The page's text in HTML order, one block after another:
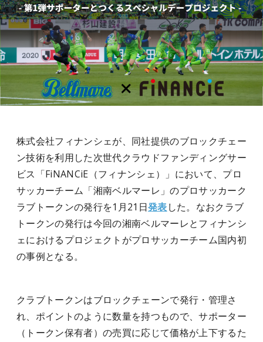
株式会社フィナンシェが、同社提供のブロックチェー
ン技術を利用した次世代クラウドファンディングサー
ビス「FiNANCiE（フィナンシェ）」において、プロ
サッカーチーム「湘南ベルマーレ」のプロサッカーク
ラブトークンの発行を1月21日発表した。なおクラブ
トークンの発行は今回の湘南ベルマーレとフィナンシ
ェにおけるプロジェクトがプロサッカーチーム国内初
の事例となる。
クラブトークンはブロックチェーンで発行・管理さ
れ、ポイントのように数量を持つもので、サポーター
（トークン保有者）の売買に応じて価格が上下するた